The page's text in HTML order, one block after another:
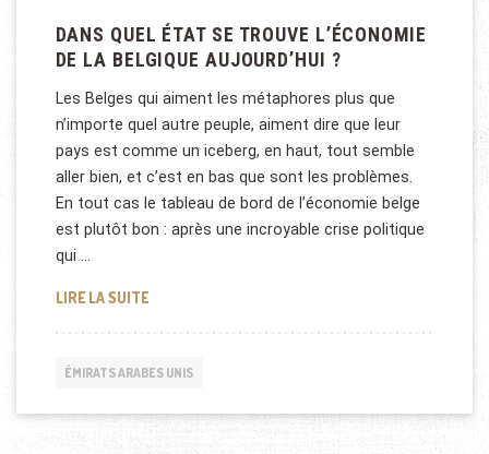
DANS QUEL ÉTAT SE TROUVE L’ÉCONOMIE
DE LA BELGIQUE AUJOURD’HUI ?
Les Belges qui aiment les métaphores plus que
n’importe quel autre peuple, aiment dire que leur
pays est comme un iceberg, en haut, tout semble
aller bien, et c’est en bas que sont les problèmes.
En tout cas le tableau de bord de l’économie belge
est plutôt bon : après une incroyable crise politique
qui …
LIRE LA SUITEDANS QUEL ÉTAT SE TROUVE L’ÉCONOMIE DE LA
ÉMIRATS ARABES UNIS